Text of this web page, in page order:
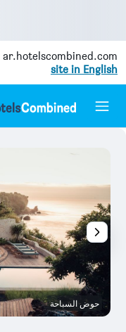
ar.hotelscombined.com
site in English
حوض السباحة